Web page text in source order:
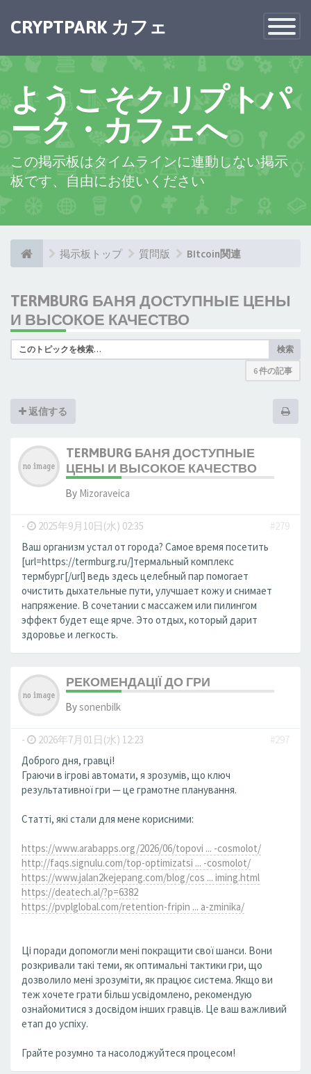
Toggle
CRYPTPARK カフェ
ようこそクリプトパ
ーク・カフェへ
この掲示板はタイムラインに連動しない掲示
板です、自由にお使いください
掲示板トップ 質問版 BItcoin関連
TERMBURG БАНЯ ДОСТУПНЫЕ ЦЕНЫ
И ВЫСОКОЕ КАЧЕСТВО
検索
6 件の記事
返信する
TERMBURG БАНЯ ДОСТУПНЫЕ
ЦЕНЫ И ВЫСОКОЕ КАЧЕСТВО
By Mizoraveica
- 2025年9月10日(水) 02:35
#279
Ваш организм устал от города? Самое время посетить
[url=https://termburg.ru/]термальный комплекс
термбург[/url] ведь здесь целебный пар помогает
очистить дыхательные пути, улучшает кожу и снимает
напряжение. В сочетании с массажем или пилингом
эффект будет еще ярче. Это отдых, который дарит
здоровье и легкость.
РЕКОМЕНДАЦІЇ ДО ГРИ
Bysonenbilk
- 2026年7月01日(水) 12:23
#297
Доброго дня, гравці!
Граючи в ігрові автомати, я зрозумів, що ключ
результативної гри — це грамотне планування.
Статті, які стали для мене корисними:
https://www.arabapps.org/2026/06/topovi ... -cosmolot/
http://faqs.signulu.com/top-optimizatsi ... -cosmolot/
https://www.jalan2kejepang.com/blog/cos ... iming.html
https://deatech.al/?p=6382
https://pvplglobal.com/retention-fripin ... a-zminika/
Ці поради допомогли мені покращити свої шанси. Вони
розкривали такі теми, як оптимальні тактики гри, що
дозволило мені зрозуміти, як працює система. Якщо ви
теж хочете грати більш усвідомлено, рекомендую
ознайомитися з досвідом інших гравців. Це ваш важливий
етап до успіху.
Грайте розумно та насолоджуйтеся процесом!